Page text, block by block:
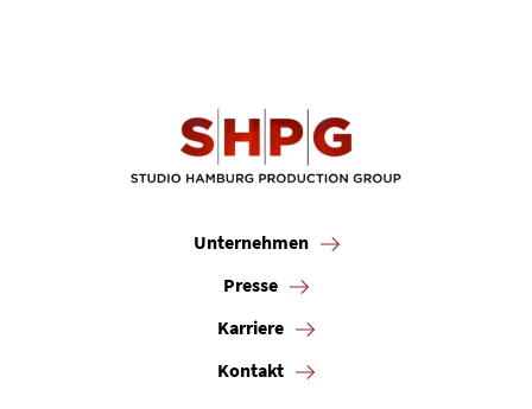
Unternehmen
Presse
Karriere
Kontakt